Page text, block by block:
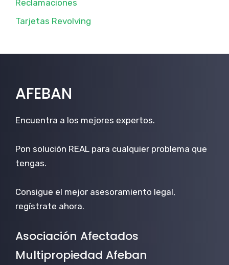
Reclamaciones
Tarjetas Revolving
AFEBAN
Encuentra a los mejores expertos.
Pon solución REAL para cualquier problema que
tengas.
Consigue el mejor asesoramiento legal,
regístrate ahora.
Asociación Afectados
Multipropiedad Afeban